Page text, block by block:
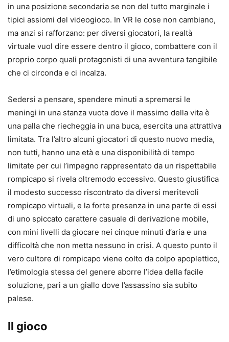
in una posizione secondaria se non del tutto marginale i
tipici assiomi del videogioco. In VR le cose non cambiano,
ma anzi si rafforzano: per diversi giocatori, la realtà
virtuale vuol dire essere dentro il gioco, combattere con il
proprio corpo quali protagonisti di una avventura tangibile
che ci circonda e ci incalza.
Sedersi a pensare, spendere minuti a spremersi le
meningi in una stanza vuota dove il massimo della vita è
una palla che riecheggia in una buca, esercita una attrattiva
limitata. Tra l’altro alcuni giocatori di questo nuovo media,
non tutti, hanno una età e una disponibilità di tempo
limitate per cui l’impegno rappresentato da un rispettabile
rompicapo si rivela oltremodo eccessivo. Questo giustifica
il modesto successo riscontrato da diversi meritevoli
rompicapo virtuali, e la forte presenza in una parte di essi
di uno spiccato carattere casuale di derivazione mobile,
con mini livelli da giocare nei cinque minuti d’aria e una
difficoltà che non metta nessuno in crisi. A questo punto il
vero cultore di rompicapo viene colto da colpo apoplettico,
l’etimologia stessa del genere aborre l’idea della facile
soluzione, pari a un giallo dove l’assassino sia subito
palese.
Il gioco